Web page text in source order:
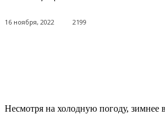
16 ноября, 2022 2199
Несмотря на холодную погоду, зимнее